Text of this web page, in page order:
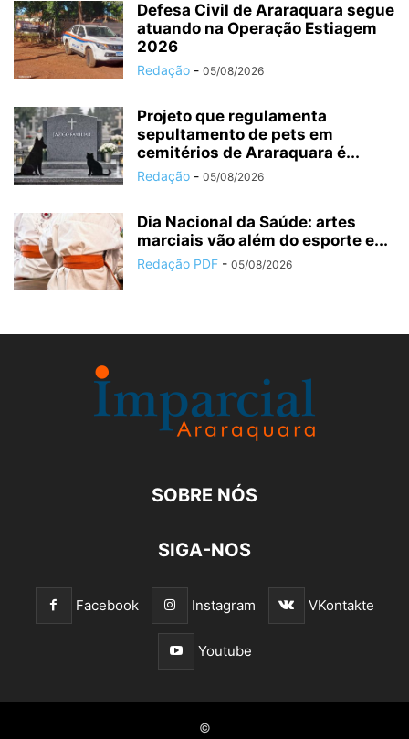
Defesa Civil de Araraquara segue
atuando na Operação Estiagem
2026
Redação - 05/08/2026
Projeto que regulamenta
sepultamento de pets em
cemitérios de Araraquara é...
Redação - 05/08/2026
Dia Nacional da Saúde: artes
marciais vão além do esporte e...
Redação PDF - 05/08/2026
SOBRE NÓS
SIGA-NOS
Facebook Instagram VKontakte
Youtube
©